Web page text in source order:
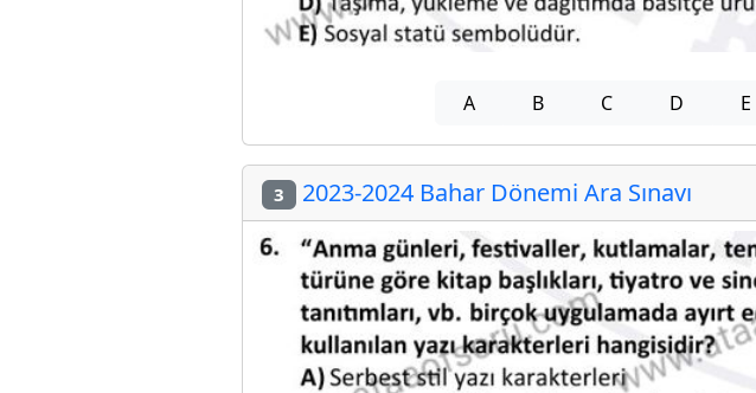
A B C D E
3 2023-2024 Bahar Dönemi Ara Sınavı